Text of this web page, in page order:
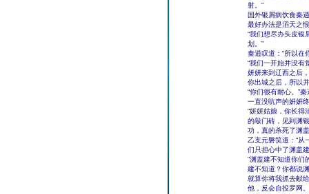
射。”
国外银屑病饮食秦
最好办法是滔天之
“我们想尽办头皮银
划。”
秦逍叹道：“所以在
“我们一开始并没有
妍妍来到辽西之后
你出城之后，所以
“你们很有耐心。”
一直没吭声的妍妍
“妍妍姑娘，你长得
的敲门砖，见到渊
功，真的杀死了渊
乙支元磐笑道：“从
们只担心中了渊盖
“渊盖建不知道你们
建不知道？你都说
就算你将我抓去献
他，反会自投罗网。